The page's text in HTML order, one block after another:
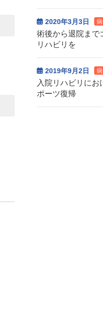
2020年3月3日
術後から退院まで
リハビリを
2019年9月2日
入院リハビリにお
ポーツ復帰